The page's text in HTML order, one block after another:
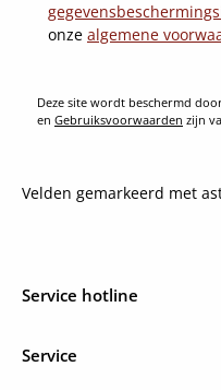
onze algemene
Deze site wordt beschermd
en Gebruiksvoorwaarden zijn
Velden gemarkeerd met
Service hotline
Service